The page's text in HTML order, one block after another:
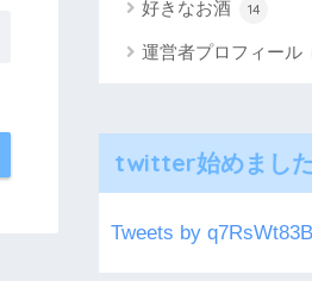
好きなお酒 14
運営者プロフィール
twitter始めました
Tweets by